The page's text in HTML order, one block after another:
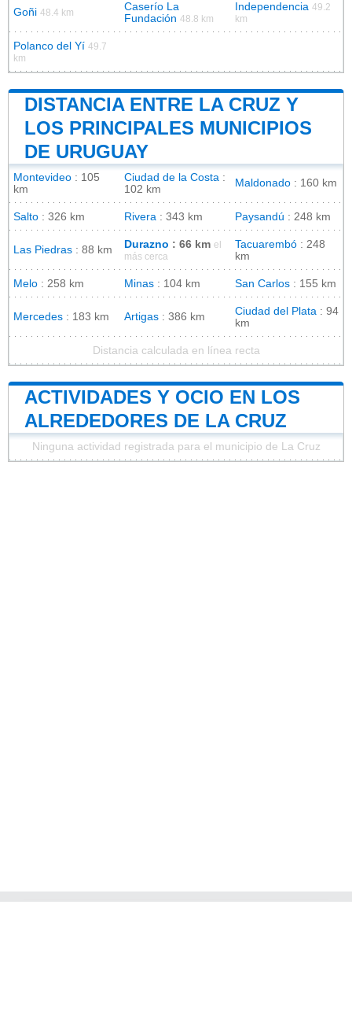
Goñi 48.4 km
Caserío La
Fundación 48.8 km
Independencia 49.2
km
Polanco del Yí 49.7
km
DISTANCIA ENTRE LA CRUZ Y
LOS PRINCIPALES MUNICIPIOS
DE URUGUAY
Montevideo : 105
km
Ciudad de la Costa :
102 km
Maldonado : 160 km
Salto : 326 km Rivera : 343 km Paysandú : 248 km
Las Piedras : 88 km Durazno : 66 km el
más cerca
Tacuarembó : 248
km
Melo : 258 km Minas : 104 km San Carlos : 155 km
Mercedes : 183 km Artigas : 386 km Ciudad del Plata : 94
km
Distancia calculada en línea recta
ACTIVIDADES Y OCIO EN LOS
ALREDEDORES DE LA CRUZ
Ninguna actividad registrada para el municipio de La Cruz